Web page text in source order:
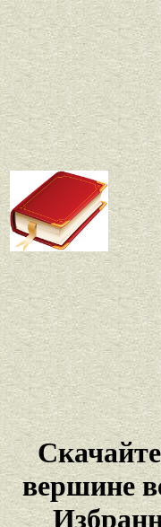
вершине